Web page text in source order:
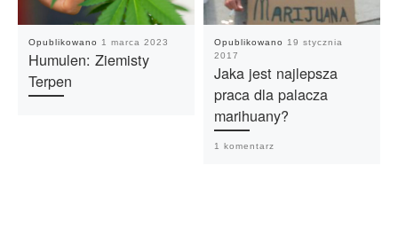
Opublikowano 1 marca 2023
Humulen: Ziemisty
Terpen
Opublikowano
19 stycznia
2017
Jaka jest najlepsza
praca dla palacza
marihuany?
1 komentarz